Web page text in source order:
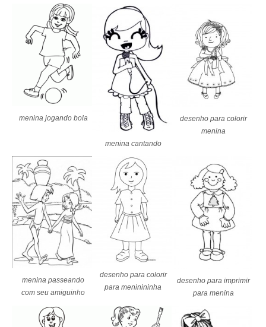
menina jogando bola
menina cantando
desenho para colorir
menina
menina passeando
com seu amiguinho
desenho para colorir
para meninininha
desenho para imprimir
para menina